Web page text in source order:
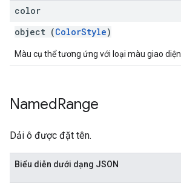
color
object (ColorStyle)
Màu cụ thể tương ứng với loại màu giao diện.
NamedRange
Dải ô được đặt tên.
Biểu diễn dưới dạng JSON